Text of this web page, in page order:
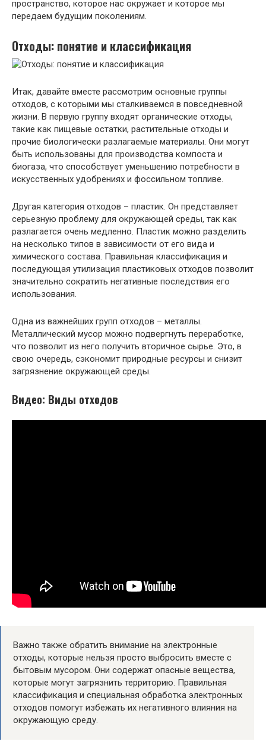
пространство, которое нас окружает и которое мы
передаем будущим поколениям.
Отходы: понятие и классификация
Итак, давайте вместе рассмотрим основные группы
отходов, с которыми мы сталкиваемся в повседневной
жизни. В первую группу входят органические отходы,
такие как пищевые остатки, растительные отходы и
прочие биологически разлагаемые материалы. Они могут
быть использованы для производства компоста и
биогаза, что способствует уменьшению потребности в
искусственных удобрениях и фоссильном топливе.
Другая категория отходов – пластик. Он представляет
серьезную проблему для окружающей среды, так как
разлагается очень медленно. Пластик можно разделить
на несколько типов в зависимости от его вида и
химического состава. Правильная классификация и
последующая утилизация пластиковых отходов позволит
значительно сократить негативные последствия его
использования.
Одна из важнейших групп отходов – металлы.
Металлический мусор можно подвергнуть переработке,
что позволит из него получить вторичное сырье. Это, в
свою очередь, сэкономит природные ресурсы и снизит
загрязнение окружающей среды.
Видео: Виды отходов
Важно также обратить внимание на электронные
отходы, которые нельзя просто выбросить вместе с
бытовым мусором. Они содержат опасные вещества,
которые могут загрязнить территорию. Правильная
классификация и специальная обработка электронных
отходов помогут избежать их негативного влияния на
окружающую среду.